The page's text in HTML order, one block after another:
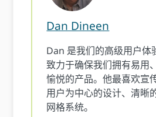
Dan Dineen
Dan 是我们的高级用户体
致力于确保我们拥有易用
愉悦的产品。他最喜欢宣
用户为中心的设计、清晰
网格系统。